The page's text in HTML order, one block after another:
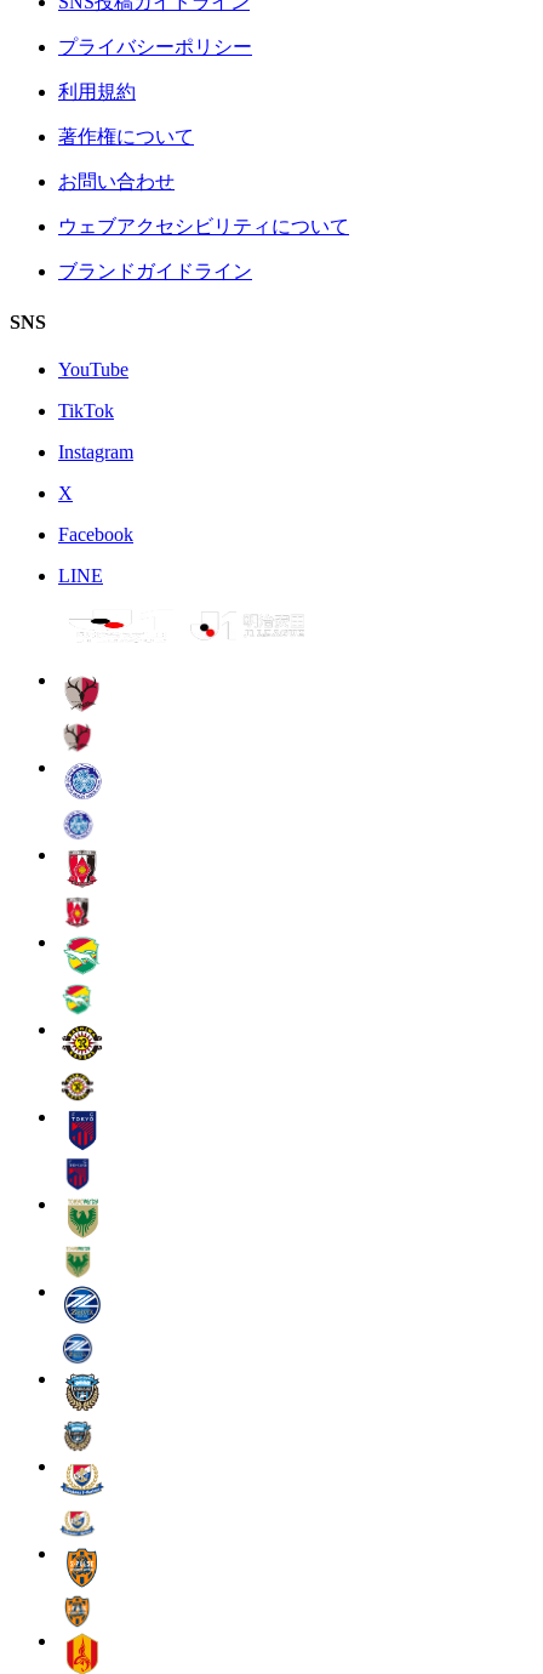
プライバシーポリシー
利用規約
著作権について
お問い合わせ
ウェブアクセシビリティについて
ブランドガイドライン
SNS
YouTube
TikTok
Instagram
X
Facebook
LINE